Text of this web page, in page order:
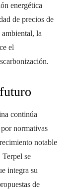
energética
de precios de
la
el
continúa
normativas
notable
Terpel se
integra su
de